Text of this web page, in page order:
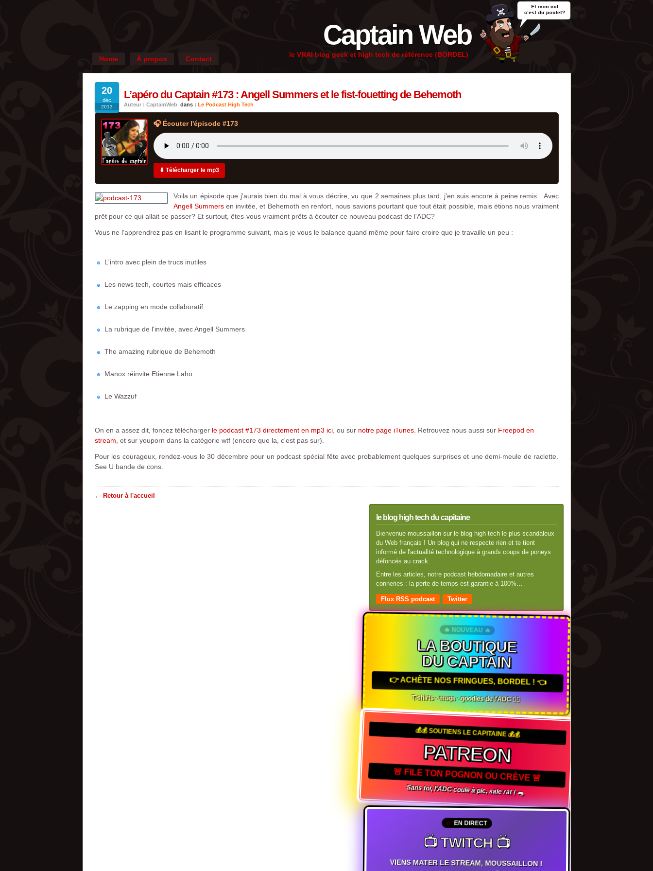
Captain Web
le VRAI blog geek et high tech de référence (BORDEL)
Home À propos Contact
20
déc
2013
L’apéro du Captain #173 : Angell Summers et le fist-fouetting de Behemoth
Auteur : CaptainWeb dans : Le Podcast High Tech
🎧 Écouter l'épisode #173
⬇ Télécharger le mp3
Voila un épisode que j'aurais bien du mal à vous décrire, vu que 2 semaines plus tard, j'en suis encore à peine remis. Avec
Angell Summersen invitée, et Behemoth en renfort, nous savions pourtant que tout était possible, mais étions nous vraiment
prêt pour ce qui allait se passer? Et surtout, êtes-vous vraiment prêts à écouter ce nouveau podcast de l'ADC?
Vous ne l'apprendrez pas en lisant le programme suivant, mais je vous le balance quand même pour faire croire que je travaille un peu :
L'intro avec plein de trucs inutiles
Les news tech, courtes mais efficaces
Le zapping en mode collaboratif
La rubrique de l'invitée, avec Angell Summers
The amazing rubrique de Behemoth
Manox réinvite Etienne Laho
Le Wazzuf
On en a assez dit, foncez télécharger le podcast #173 directement en mp3 ici, ou sur notre page iTunes. Retrouvez nous aussi sur Freepod en
stream , et sur youporn dans la catégorie wtf (encore que la, c'est pas sur).
Pour les courageux, rendez-vous le 30 décembre pour un podcast spécial fête avec probablement quelques surprises et une demi-meule de raclette.
See U bande de cons.
← Retour à l'accueil
le blog high tech du capitaine
Bienvenue moussaillon sur le blog high tech le plus scandaleux
du Web français ! Un blog qui ne respecte rien et te tient
informé de l'actualité technologique à grands coups de poneys
défoncés au crack.
Entre les articles, notre podcast hebdomadaire et autres
conneries : la perte de temps est garantie à 100%…
Flux RSS podcast Twitter
🔥 NOUVEAU 🔥
LA BOUTIQUE
DU CAPTAIN
👉 ACHÈTE NOS FRINGUES, BORDEL ! 👈
T-shirts · mugs · goodies de l'ADC 🏴‍☠️
💰💰 SOUTIENS LE CAPITAINE 💰💰
PATREON
🚨 FILE TON POGNON OU CRÈVE 🚨
Sans toi, l'ADC coule à pic, sale rat ! 🐀
EN DIRECT
📺 TWITCH 📺
VIENS MATER LE STREAM, MOUSSAILLON !